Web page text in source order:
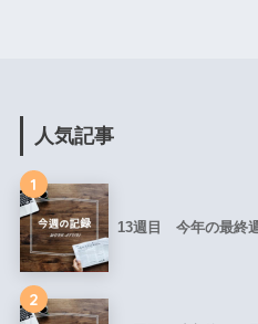
人気記事
1
13週目 今年の最終
2